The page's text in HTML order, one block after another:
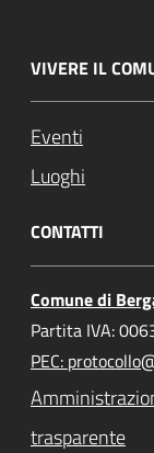
VIVERE IL
Eventi
Luoghi
CONTATTI
Comune di
Partita IVA:
PEC:
trasparente